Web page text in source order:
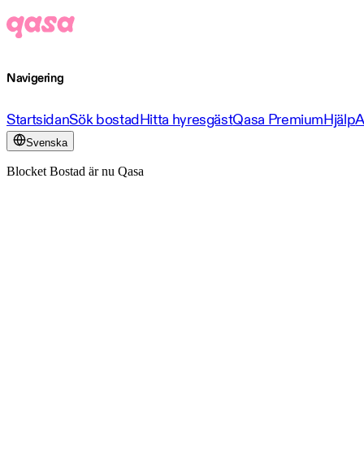
Navigering
StartsidanSök bostadHitta hyresgästQasa PremiumHjälp
Svenska
Blocket Bostad är nu Qasa